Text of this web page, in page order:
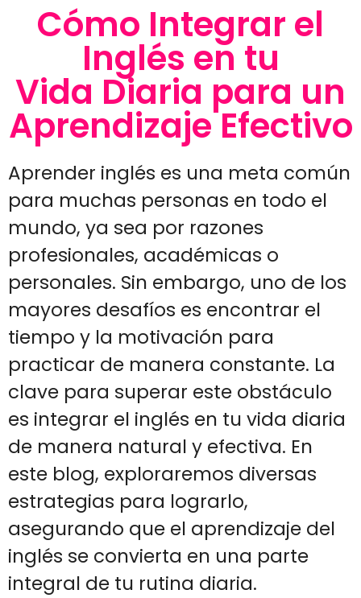
Cómo Integrar el
Inglés en tu
Vida Diaria para un
Aprendizaje Efectivo
Aprender inglés es una meta común
para muchas personas en todo el
mundo, ya sea por razones
profesionales, académicas o
personales. Sin embargo, uno de los
mayores desafíos es encontrar el
tiempo y la motivación para
practicar de manera constante. La
clave para superar este obstáculo
es integrar el inglés en tu vida diaria
de manera natural y efectiva. En
este blog, exploraremos diversas
estrategias para lograrlo,
asegurando que el aprendizaje del
inglés se convierta en una parte
integral de tu rutina diaria.